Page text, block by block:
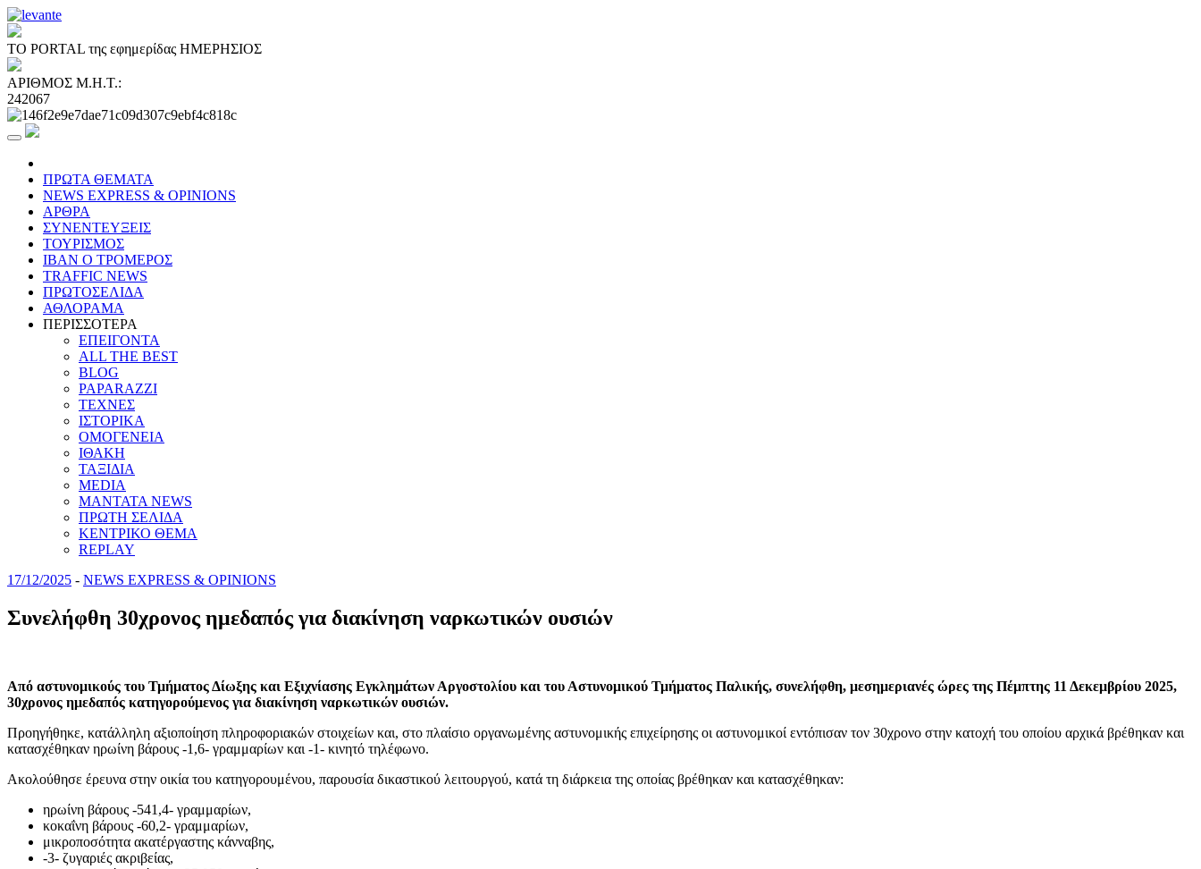
ΤΟ PORTAL της εφημερίδας ΗΜΕΡΗΣΙΟΣ
ΑΡΙΘΜΟΣ Μ.Η.Τ.:
242067
ΠΡΩΤΑ ΘΕΜΑΤΑ
NEWS EXPRESS & OPINIONS
ΑΡΘΡΑ
ΣΥΝΕΝΤΕΥΞΕΙΣ
ΤΟΥΡΙΣΜΟΣ
ΙΒΑΝ Ο ΤΡΟΜΕΡΟΣ
TRAFFIC NEWS
ΠΡΩΤΟΣΕΛΙΔΑ
ΑΘΛΟΡΑΜΑ
ΠΕΡΙΣΣΟΤΕΡΑ
ΕΠΕΙΓΟΝΤΑ
ALL THE BEST
BLOG
PAPARAZZI
ΤΕΧΝΕΣ
ΙΣΤΟΡΙΚΑ
ΟΜΟΓΕΝΕΙΑ
ΙΘΑΚΗ
ΤΑΞΙΔΙΑ
MEDIA
MANTATA NEWS
ΠΡΩΤΗ ΣΕΛΙΔΑ
ΚΕΝΤΡΙΚΟ ΘΕΜΑ
REPLAY
17/12/2025 - NEWS EXPRESS & OPINIONS
Συνελήφθη 30χρονος ημεδαπός για διακίνηση ναρκωτικών ουσιών
Από αστυνομικούς του Τμήματος Δίωξης και Εξιχνίασης Εγκλημάτων Αργοστολίου και του Αστυνομικού Τμήματος Παλικής, συνελήφθη, μεσημεριανές ώρες της Πέμπτης 11 Δεκεμβρίου 2025,
30χρονος ημεδαπός κατηγορούμενος για διακίνηση ναρκωτικών ουσιών.
Προηγήθηκε, κατάλληλη αξιοποίηση πληροφοριακών στοιχείων και, στο πλαίσιο οργανωμένης αστυνομικής επιχείρησης οι αστυνομικοί εντόπισαν τον 30χρονο στην κατοχή του οποίου αρχικά βρέθηκαν και
κατασχέθηκαν ηρωίνη βάρους -1,6- γραμμαρίων και -1- κινητό τηλέφωνο.
Ακολούθησε έρευνα στην οικία του κατηγορουμένου, παρουσία δικαστικού λειτουργού, κατά τη διάρκεια της οποίας βρέθηκαν και κατασχέθηκαν:
ηρωίνη βάρους -541,4- γραμμαρίων,
κοκαΐνη βάρους -60,2- γραμμαρίων,
μικροποσότητα ακατέργαστης κάνναβης,
-3- ζυγαριές ακριβείας,